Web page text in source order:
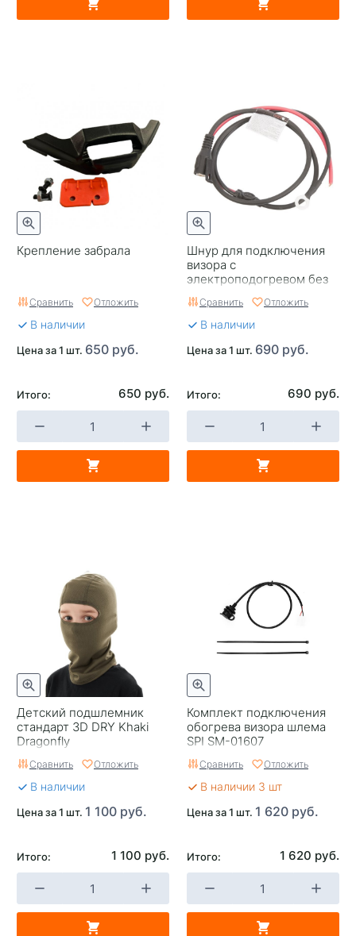
Крепление забрала
Сравнить Отложить
В наличии
Цена за 1 шт. 650 руб.
Итого: 650 руб.
Шнур для подключения
визора с
электроподогревом без
предохранителя CKX
Сравнить Отложить
В наличии
Цена за 1 шт. 690 руб.
Итого: 690 руб.
Детский подшлемник
стандарт 3D DRY Khaki
Dragonfly
Сравнить Отложить
В наличии
Цена за 1 шт. 1 100 руб.
Итого: 1 100 руб.
Комплект подключения
обогрева визора шлема
SPI SM-01607
Сравнить Отложить
В наличии 3 шт
Цена за 1 шт. 1 620 руб.
Итого: 1 620 руб.